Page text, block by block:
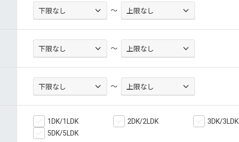
～
～
～
1DK/1LDK 2DK/2LDK 3DK/3LDK
5DK/5LDK